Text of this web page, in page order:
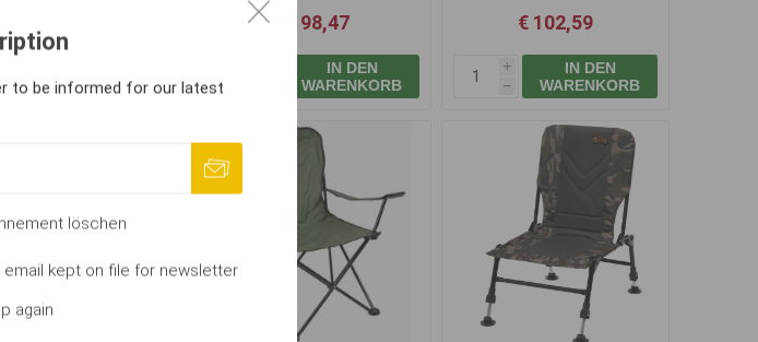
h
WARENKORB
€ 98,47
IN DEN
WARENKORB
€ 102,59
i
h
IN DEN
WARENKORB
to be informed for our latest
löschen
email kept on file for newsletter
again